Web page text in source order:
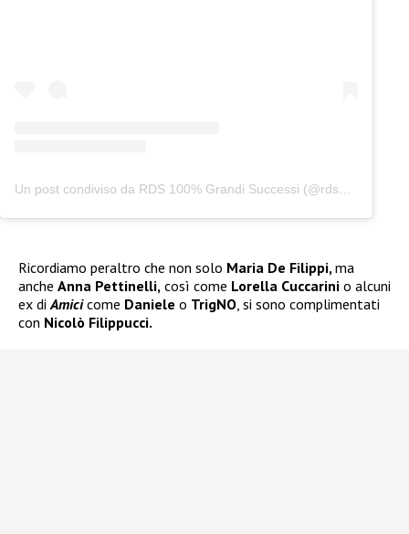
Un post condiviso da RDS 100% Grandi Successi (@rds_official)
Ricordiamo peraltro che non solo Maria De Filippi,ma
anche Anna Pettinelli, così come Lorella Cuccarini o alcuni
ex diAmicicome Daniele o TrigNO, si sono complimentati
con Nicolò Filippucci.